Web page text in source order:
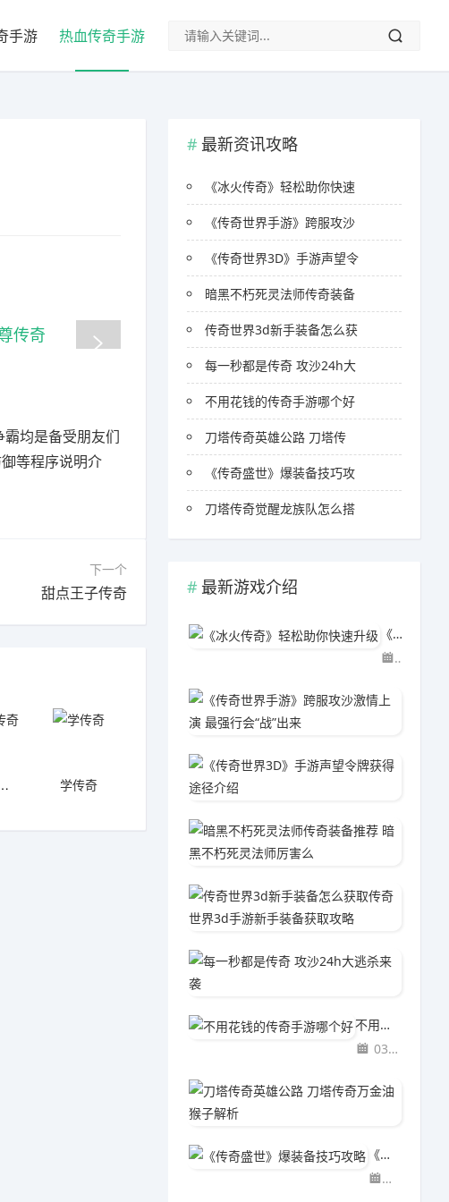
手游 热血传奇手游
均是备受朋友们
等程序说明介
下一个
甜点王子传奇
安卓版 学传奇
最新资讯攻略
《冰火传奇》轻松助你快速
《传奇世界手游》跨服攻沙
《传奇世界3D》手游声望令
暗黑不朽死灵法师传奇装备
传奇世界3d新手装备怎么获
每一秒都是传奇 攻沙24h大
不用花钱的传奇手游哪个好
刀塔传奇英雄公路 刀塔传
《传奇盛世》爆装备技巧攻
刀塔传奇觉醒龙族队怎么搭
最新游戏介绍
《冰火传奇》轻松助你快速升级
03-29
不用花钱的传奇手游哪个好
03-29
《传奇盛世》爆装备技巧攻略
03-29